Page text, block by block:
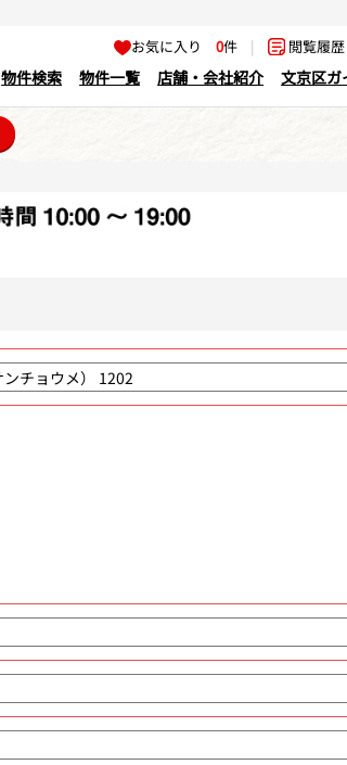
お気に入り0件 | 閲覧履
物件検索 物件一覧 店舗・会社紹介 文京区ガ